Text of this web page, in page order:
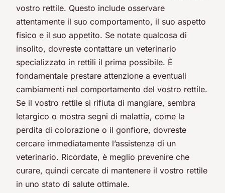
vostro rettile. Questo include osservare
attentamente il suo comportamento, il suo aspetto
fisico e il suo appetito. Se notate qualcosa di
insolito, dovreste contattare un veterinario
specializzato in rettili il prima possibile. È
fondamentale prestare attenzione a eventuali
cambiamenti nel comportamento del vostro rettile.
Se il vostro rettile si rifiuta di mangiare, sembra
letargico o mostra segni di malattia, come la
perdita di colorazione o il gonfiore, dovreste
cercare immediatamente l’assistenza di un
veterinario. Ricordate, è meglio prevenire che
curare, quindi cercate di mantenere il vostro rettile
in uno stato di salute ottimale.